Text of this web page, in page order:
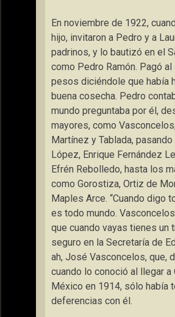
En noviembre de 1922,
hijo, invitaron a Pedro y a
padrinos, y lo bautizó en el
como Pedro Ramón. Pagó
pesos diciéndole que había
buena cosecha. Pedro
mundo preguntaba por él,
mayores, como
Martínez y Tablada,
López, Enrique Fernández
Efrén Rebolledo, hasta los
como Gorostiza, Ortiz de
Maples Arce. “Cuando digo
es todo mundo.
que cuando vayas tienes un
seguro en la Secretaría de
ah, José Vasconcelos, que,
cuando lo conoció al llegar a
México en 1914, sólo había
deferencias con él.